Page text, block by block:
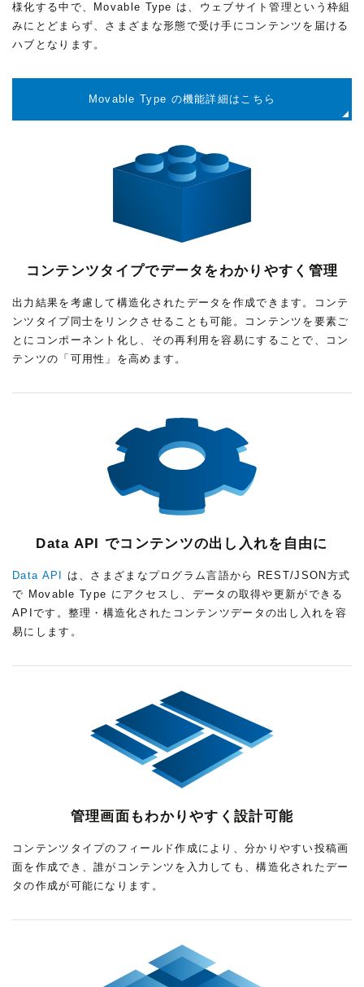
様化する中で、Movable Type は、ウェブサイト管理という枠組
みにとどまらず、さまざまな形態で受け手にコンテンツを届ける
ハブとなります。
Movable Type の機能詳細はこちら
コンテンツタイプでデータをわかりやすく管理
出力結果を考慮して構造化されたデータを作成できます。コンテ
ンツタイプ同士をリンクさせることも可能。コンテンツを要素ご
とにコンポーネント化し、その再利用を容易にすることで、コン
テンツの「可用性」を高めます。
Data API でコンテンツの出し入れを自由に
Data API
は、さまざまなプログラム言語から REST/JSON方式
で Movable Type にアクセスし、データの取得や更新ができる
APIです。整理・構造化されたコンテンツデータの出し入れを容
易にします。
管理画面もわかりやすく設計可能
コンテンツタイプのフィールド作成により、分かりやすい投稿画
面を作成でき、誰がコンテンツを入力しても、構造化されたデー
タの作成が可能になります。